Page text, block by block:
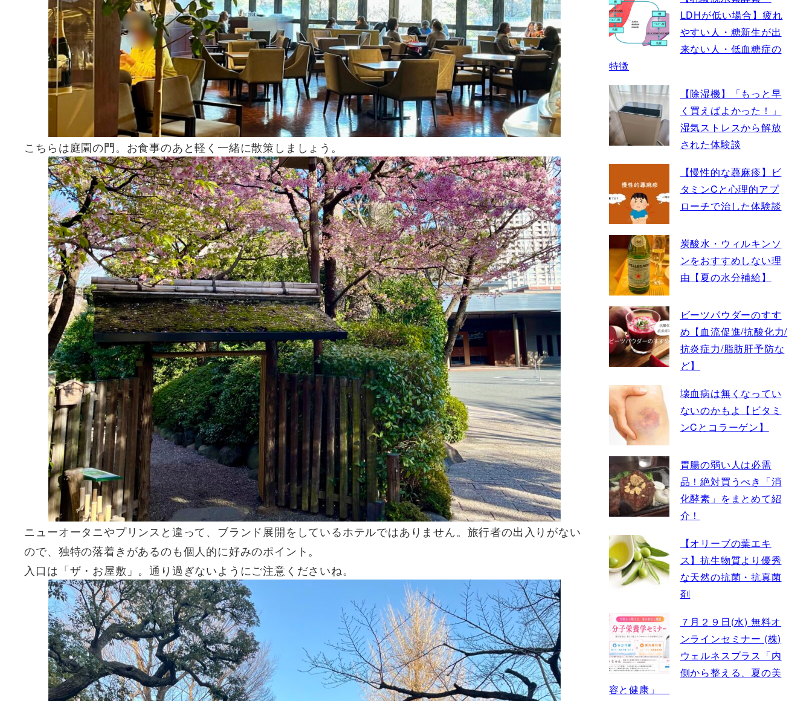
こちらは庭園の門。お食事のあと軽く一緒に散策しましょう。
ニューオータニやプリンスと違って、ブランド展開をしているホテルではありません。旅行者の出入りがない
ので、独特の落着きがあるのも個人的に好みのポイント。
入口は「ザ・お屋敷」。通り過ぎないようにご注意くださいね。
LDHが低い場合】疲れ
やすい人・糖新生が出
来ない人・低血糖症の
特徴
【除湿機】「もっと早
く買えばよかった！」
湿気ストレスから解放
された体験談
【慢性的な蕁麻疹】ビ
タミンCと心理的アプ
ローチで治した体験談
炭酸水・ウィルキンソ
ンをおすすめしない理
由【夏の水分補給】
ビーツパウダーのすす
め【血流促進/抗酸化力/
抗炎症力/脂肪肝予防な
ど】
壊血病は無くなってい
ないのかもよ【ビタミ
ンCとコラーゲン】
胃腸の弱い人は必需
品！絶対買うべき「消
化酵素」をまとめて紹
介！
【オリーブの葉エキ
ス】抗生物質より優秀
な天然の抗菌・抗真菌
剤
７月２９日(水) 無料オ
ンラインセミナー (株)
ウェルネスプラス「内
側から整える、夏の美
容と健康」